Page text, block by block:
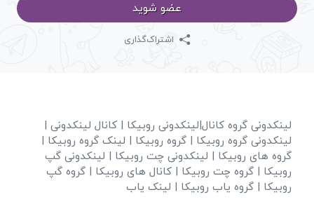
عضو شوید
اشتراک‌گذاری
لینکدونی گروه کانال|لینکدونی روبیکا | کانال لینکدونی |
لینکدونی گروه روبیکا | گروه روبیکا | لینک گروه روبیکا |
گروه های روبیکا | لینکدونی چت روبیکا | لینکدونی گپ
روبیکا | گروه چت روبیکا | کانال های روبیکا | گروه گپ
روبیکا | گروه یاب روبیکا | لینک یاب